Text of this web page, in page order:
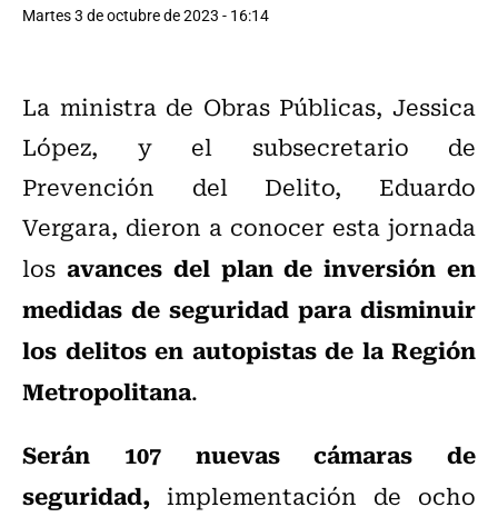
Martes 3 de octubre de 2023 - 16:14
La ministra de Obras Públicas, Jessica
López, y el subsecretario de
Prevención del Delito, Eduardo
Vergara, dieron a conocer esta jornada
los avances del plan de inversión en
medidas de seguridad para disminuir
los delitos en autopistas de la Región
Metropolitana.
Serán 107 nuevas cámaras de
seguridad, implementación de ocho